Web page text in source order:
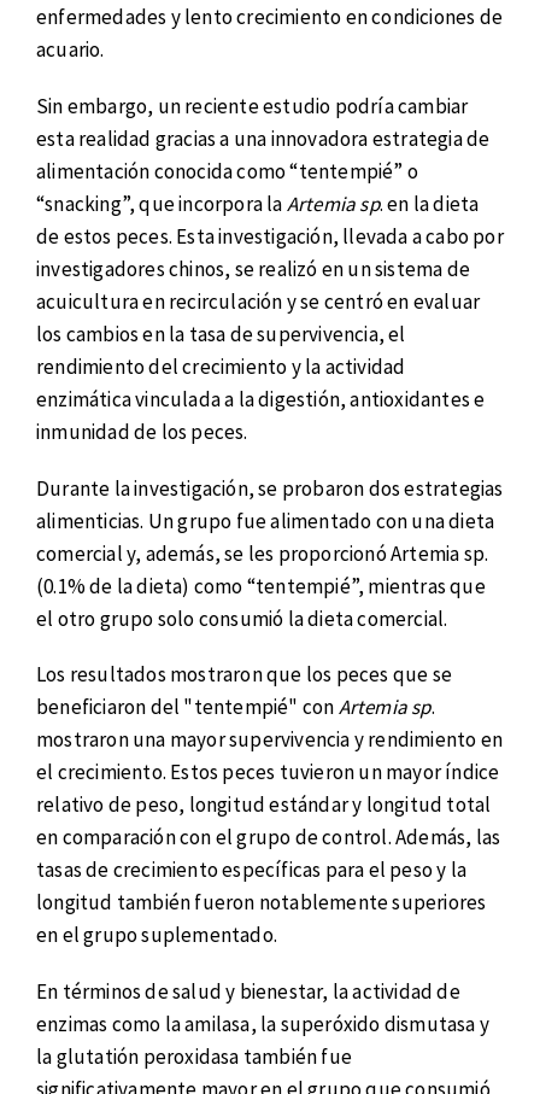
enfermedades y lento crecimiento en condiciones de
acuario.
Sin embargo, un reciente estudio podría cambiar
esta realidad gracias a una innovadora estrategia de
alimentación conocida como “tentempié” o
“snacking”, que incorpora laArtemia sp. en la dieta
de estos peces. Esta investigación, llevada a cabo por
investigadores chinos, se realizó en un sistema de
acuicultura en recirculación y se centró en evaluar
los cambios en la tasa de supervivencia, el
rendimiento del crecimiento y la actividad
enzimática vinculada a la digestión, antioxidantes e
inmunidad de los peces.
Durante la investigación, se probaron dos estrategias
alimenticias. Un grupo fue alimentado con una dieta
comercial y, además, se les proporcionó Artemia sp.
(0.1% de la dieta) como “tentempié”, mientras que
el otro grupo solo consumió la dieta comercial.
Los resultados mostraron que los peces que se
beneficiaron del "tentempié" conArtemia sp.
mostraron una mayor supervivencia y rendimiento en
el crecimiento. Estos peces tuvieron un mayor índice
relativo de peso, longitud estándar y longitud total
en comparación con el grupo de control. Además, las
tasas de crecimiento específicas para el peso y la
longitud también fueron notablemente superiores
en el grupo suplementado.
En términos de salud y bienestar, la actividad de
enzimas como la amilasa, la superóxido dismutasa y
la glutatión peroxidasa también fue